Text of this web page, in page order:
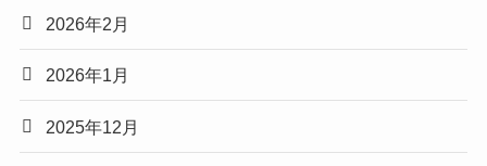
2026年2月
2026年1月
2025年12月